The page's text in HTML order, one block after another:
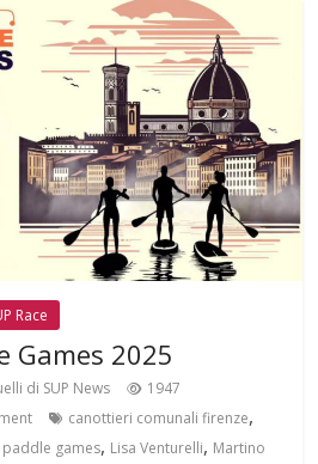
Race
Games 2025
di SUP News
1947
canottieri comunali firenze,
games, Lisa Venturelli, Martino